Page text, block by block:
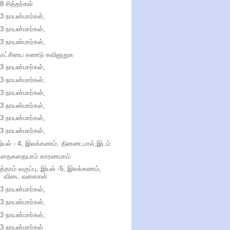
சித்தர்கள்
நாயன்மார்கள்,
நாயன்மார்கள்,
நாயன்மார்கள்,
கணடு கவினுறுக
நாயன்மார்கள்,
நாயன்மார்கள்,
நாயன்மார்கள்,
நாயன்மார்கள்,
நாயன்மார்கள்,
நாயன்மார்கள்,
- 4, இலக்கணம், தினண,பால்,இடம்
காரணமாம்
வகுப்பு, இயல் -5, இலக்கணம்,
விடை வகைகள்
நாயன்மார்கள்,
நாயன்மார்கள்,
நாயன்மார்கள்,
நாயன்மார்கள்